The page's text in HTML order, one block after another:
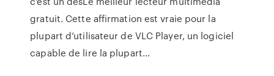
gratuit. Cette affirmation est vraie pour la
plupart d’utilisateur de VLC Player, un logiciel
capable de lire la plupart...